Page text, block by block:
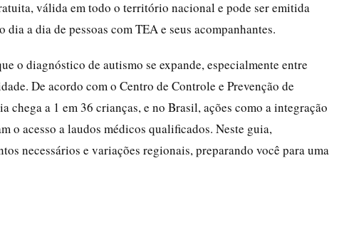
válida em todo o território nacional e pode ser emitida
a dia de pessoas com TEA e seus acompanhantes.
o diagnóstico de autismo se expande, especialmente entre
De acordo com o Centro de Controle e Prevenção de
chega a 1 em 36 crianças, e no Brasil, ações como a integração
o acesso a laudos médicos qualificados. Neste guia,
necessários e variações regionais, preparando você para uma